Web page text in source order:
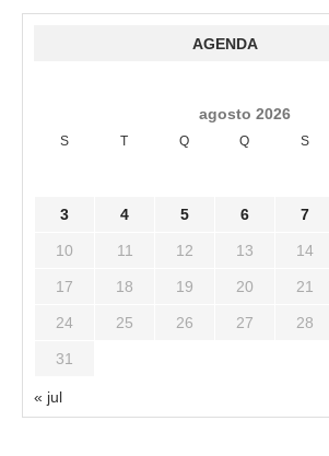
AGENDA
agosto 2026
S T Q Q S
3 4 5 6 7
10 11 12 13 14
17 18 19 20 21
24 25 26 27 28
31
« jul